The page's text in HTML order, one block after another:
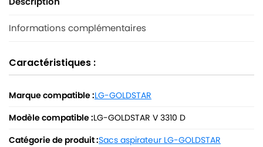
Informations complémentaires
Caractéristiques :
Marque compatible :LG-GOLDSTAR
Modèle compatible :LG-GOLDSTAR V 3310 D
Catégorie de produit :Sacs aspirateur LG-GOLDSTAR